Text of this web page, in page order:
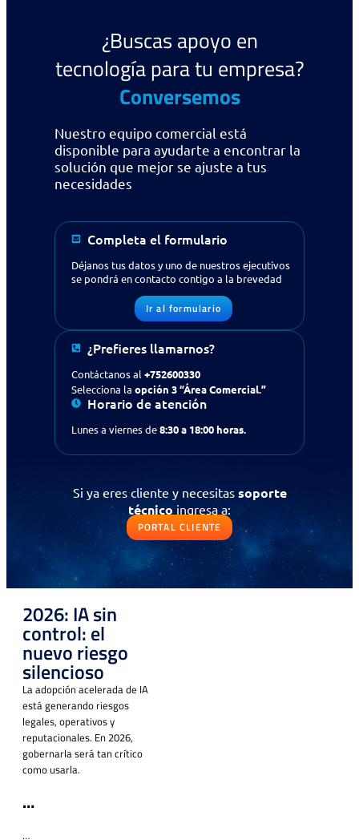
¿Buscas apoyo en
tecnología para tu empresa?
Conversemos
Nuestro equipo comercial está
disponible para ayudarte a encontrar la
solución que mejor se ajuste a tus
necesidades
Completa el formulario
Déjanos tus datos y uno de nuestros ejecutivos
se pondrá en contacto contigo a la brevedad
Ir al formulario
¿Prefieres llamarnos?
Contáctanos al +752600330
Selecciona la opción 3 “Área Comercial.”
Horario de atención
Lunes a viernes de8:30 a 18:00 horas.
Si ya eres cliente y necesitassoporte
técnico ingresa a:
PORTAL CLIENTE
2026: IA sin
control: el
nuevo riesgo
silencioso
La adopción acelerada de IA
está generando riesgos
legales, operativos y
reputacionales. En 2026,
gobernarla será tan crítico
como usarla.
…
…
¿Buscas apoyo en tecnología
para tu empresa?Contáctanos
Solicitud de contacto
IR AL FORMULARIO
¿Prefieres llamarnos?
Selecciona la opción 3
Si ya eres cliente y necesitas
técnico